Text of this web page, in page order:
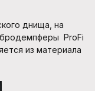
днища, на
ProFi
из материала